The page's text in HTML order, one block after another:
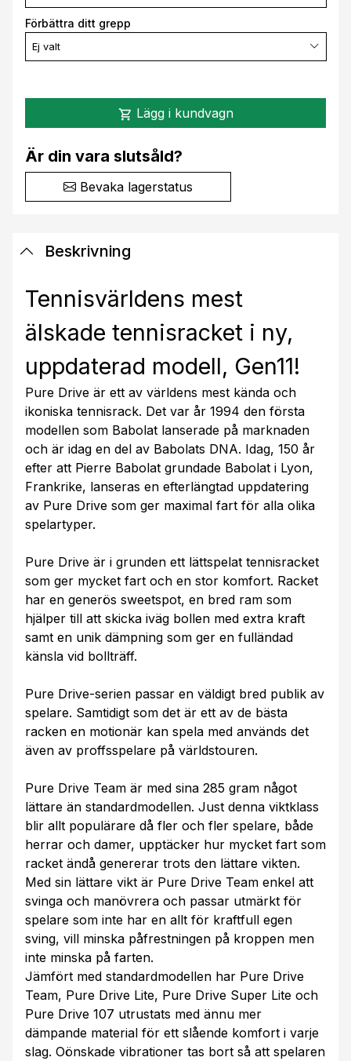
Förbättra ditt grepp
Ej valt
shopping_cart Lägg i kundvagn
Är din vara slutsåld?
Bevaka lagerstatus
Beskrivning
Tennisvärldens mest
älskade tennisracket i ny,
uppdaterad modell, Gen11!
Pure Drive är ett av världens mest kända och
ikoniska tennisrack. Det var år 1994 den första
modellen som Babolat lanserade på marknaden
och är idag en del av Babolats DNA. Idag, 150 år
efter att Pierre Babolat grundade Babolat i Lyon,
Frankrike, lanseras en efterlängtad uppdatering
av Pure Drive som ger maximal fart för alla olika
spelartyper.
Pure Drive är i grunden ett lättspelat tennisracket
som ger mycket fart och en stor komfort. Racket
har en generös sweetspot, en bred ram som
hjälper till att skicka iväg bollen med extra kraft
samt en unik dämpning som ger en fulländad
känsla vid bollträff.
Pure Drive-serien passar en väldigt bred publik av
spelare. Samtidigt som det är ett av de bästa
racken en motionär kan spela med används det
även av proffsspelare på världstouren.
Pure Drive Team är med sina 285 gram något
lättare än standardmodellen. Just denna viktklass
blir allt populärare då fler och fler spelare, både
herrar och damer, upptäcker hur mycket fart som
racket ändå genererar trots den lättare vikten.
Med sin lättare vikt är Pure Drive Team enkel att
svinga och manövrera och passar utmärkt för
spelare som inte har en allt för kraftfull egen
sving, vill minska påfrestningen på kroppen men
inte minska på farten.
Jämfört med standardmodellen har Pure Drive
Team, Pure Drive Lite, Pure Drive Super Lite och
Pure Drive 107 utrustats med ännu mer
dämpande material för ett slående komfort i varje
slag. Oönskade vibrationer tas bort så att spelaren